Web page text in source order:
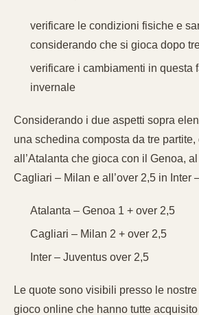
verificare le condizioni fisiche e
considerando che si gioca dopo
verificare i cambiamenti in questa
invernale
Considerando i due aspetti sopra
una schedina composta da tre
all’Atalanta che gioca con il Genoa,
Cagliari – Milan e all’over 2,5 in Inter
Atalanta – Genoa 1 + over 2,5
Cagliari – Milan 2 + over 2,5
Inter – Juventus over 2,5
Le quote sono visibili presso le
gioco online che hanno tutte